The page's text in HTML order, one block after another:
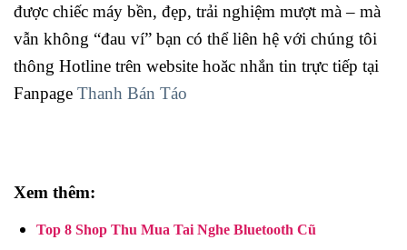
được chiếc máy bền, đẹp, trải nghiệm mượt mà – mà
vẫn không “đau ví” bạn có thể liên hệ với chúng tôi
thông Hotline trên website hoăc nhắn tin trực tiếp tại
Fanpage Thanh Bán Táo
Xem thêm:
Top 8 Shop Thu Mua Tai Nghe Bluetooth Cũ